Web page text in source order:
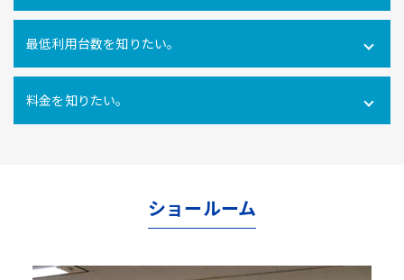
利用時間ログ（PC利用開始・終了、無操作時間）のみの対
インターネットに接続できない環境でのパソコン利用も利
用ログをパソコン内に一時的に蓄積し、インターネットへ
の再接続時に遡ってパソコン利用ログを管理サーバにアッ
刻を行うことができます。
最低利用台数を知りたい。
10ライセンス以上からご利用いただけます。
料金を知りたい。
ショールーム